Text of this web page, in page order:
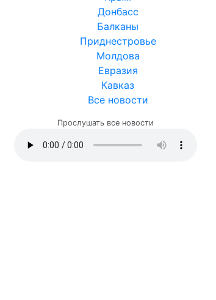
Донбасс
Балканы
Приднестровье
Молдова
Евразия
Кавказ
Все новости
Прослушать все новости